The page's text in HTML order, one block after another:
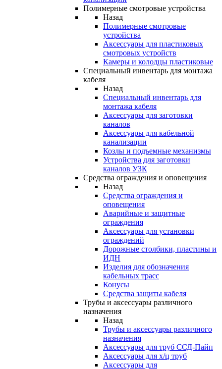
Полимерные смотровые устройства
Назад
Полимерные смотровые
устройства
Аксессуары для пластиковых
смотровых устройств
Камеры и колодцы пластиковые
Специальный инвентарь для монтажа
кабеля
Назад
Специальный инвентарь для
монтажа кабеля
Аксессуары для заготовки
каналов
Аксессуары для кабельной
канализации
Козлы и подъемные механизмы
Устройства для заготовки
каналов УЗК
Средства ограждения и оповещения
Назад
Средства ограждения и
оповещения
Аварийные и защитные
ограждения
Аксессуары для установки
ограждений
Дорожные столбики, пластины и
ИДН
Изделия для обозначения
кабельных трасс
Конусы
Средства защиты кабеля
Трубы и аксессуары различного
назначения
Назад
Трубы и аксессуары различного
назначения
Аксессуары для труб ССД-Пайп
Аксессуары для х/ц труб
Аксессуары для